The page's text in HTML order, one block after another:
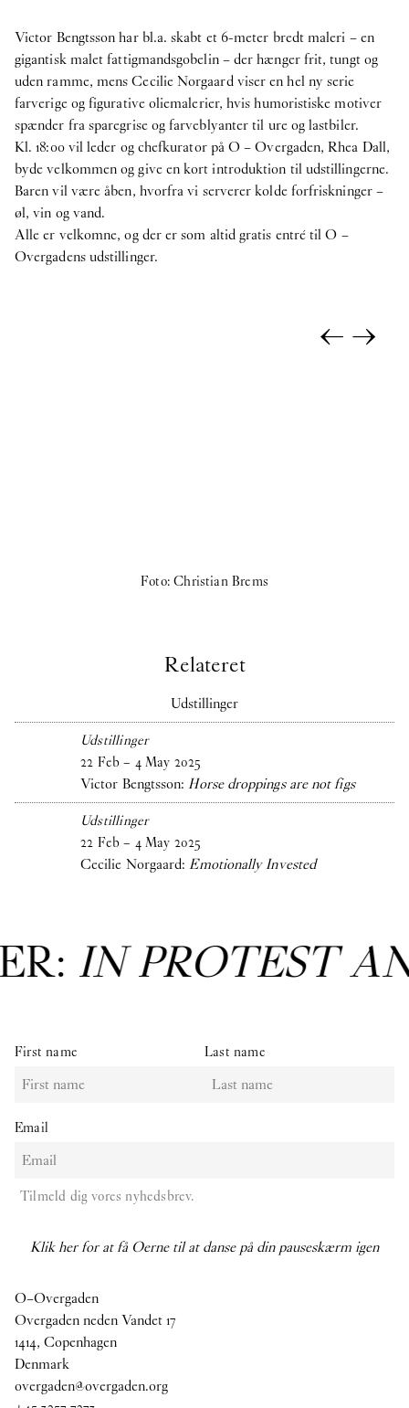
Victor Bengtsson har bl.a. skabt et 6-meter bredt maleri – en
gigantisk malet fattigmandsgobelin – der hænger frit, tungt og
uden ramme, mens Cecilie Norgaard viser en hel ny serie
farverige og figurative oliemalerier, hvis humoristiske motiver
spænder fra sparegrise og farveblyanter til ure og lastbiler.
Kl. 18:00 vil leder og chefkurator på O – Overgaden, Rhea Dall,
byde velkommen og give en kort introduktion til udstillingerne.
Baren vil være åben, hvorfra vi serverer kolde forfriskninger –
øl, vin og vand.
Alle er velkomne, og der er som altid gratis entré til O –
Overgadens udstillinger.
←→
Foto: Christian Brems
Relateret
Udstillinger
Udstillinger
22 Feb – 4 May 2025
Victor Bengtsson:Horse droppings are not figs
Udstillinger
22 Feb – 4 May 2025
Cecilie Norgaard:Emotionally Invested
IN PROTEST
First name Last name
Email
Tilmeld dig vores nyhedsbrev.
Klik her for at få Oerne til at danse på din pauseskærm igen
O–Overgaden
Overgaden neden Vandet 17
1414, Copenhagen
Denmark
overgaden@overgaden.org